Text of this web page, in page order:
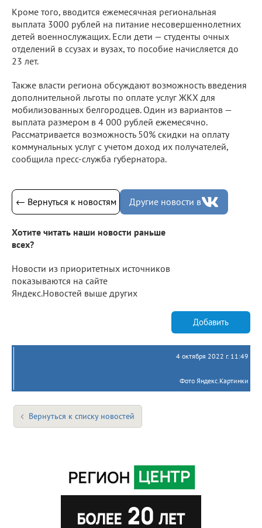
Кроме того, вводится ежемесячная региональная
выплата 3000 рублей на питание несовершеннолетних
детей военнослужащих. Если дети — студенты очных
отделений в ссузах и вузах, то пособие начисляется до
23 лет.
Также власти региона обсуждают возможность введения
дополнительной льготы по оплате услуг ЖКХ для
мобилизованных белгородцев. Один из вариантов —
выплата размером в 4 000 рублей ежемесячно.
Рассматривается возможность 50% скидки на оплату
коммунальных услуг с учетом доход их получателей,
сообщила пресс-служба губернатора.
← Вернуться к новостям Другие новости в
Хотите читать наши новости раньше
всех?
Новости из приоритетных источников
показываются на сайте
Яндекс.Новостей выше других
Добавить
4 октября 2022 г. 11:49
Фото Яндекс.Картинки
Вернуться к списку новостей